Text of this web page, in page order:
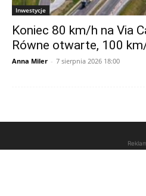
Inwestycje
Koniec 80 km/h na Via
Równe otwarte, 100
Anna Miler - 7 sierpnia 2026 18:00